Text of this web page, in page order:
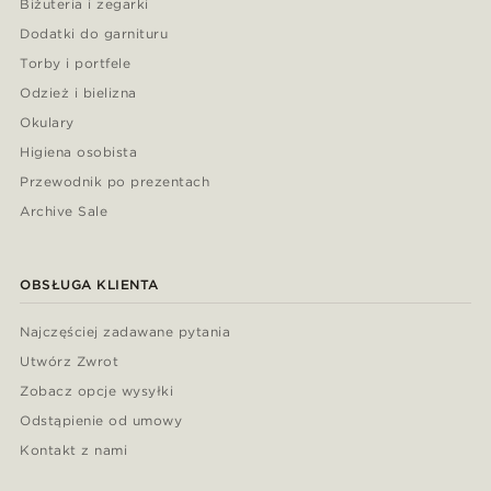
Biżuteria i zegarki
Dodatki do garnituru
Torby i portfele
Odzież i bielizna
Okulary
Higiena osobista
Przewodnik po prezentach
Archive Sale
OBSŁUGA KLIENTA
Najczęściej zadawane pytania
Utwórz Zwrot
Zobacz opcje wysyłki
Odstąpienie od umowy
Kontakt z nami